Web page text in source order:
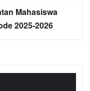
Mahasiswa
2025-2026